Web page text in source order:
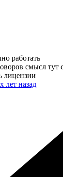
работать
смысл тут
лицензии
лет назад